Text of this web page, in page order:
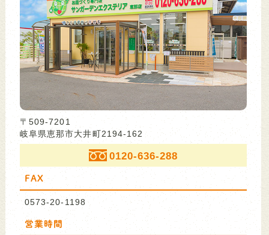
〒509-7201
岐阜県恵那市大井町2194-162
0120-636-288
FAX
0573-20-1198
営業時間